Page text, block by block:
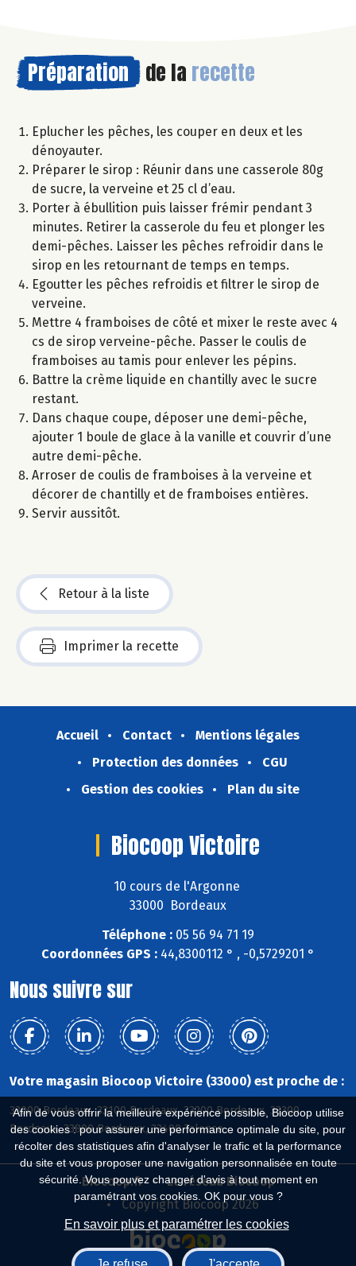
Afin de vous offrir la meilleure expérience possible, Biocoop utilise
des cookies : pour assurer une performance optimale du site, pour
récolter des statistiques afin d'analyser le trafic et la performance
du site et vous proposer une navigation personnalisée en toute
sécurité. Vous pouvez changer d'avis à tout moment en
paramétrant vos cookies. OK pour vous ?
En savoir plus et paramétrer les cookies
Préparation de la recette
Eplucher les pêches, les couper en deux et les
dénoyauter.
Préparer le sirop : Réunir dans une casserole 80g
de sucre, la verveine et 25 cl d’eau.
Porter à ébullition puis laisser frémir pendant 3
minutes. Retirer la casserole du feu et plonger les
demi-pêches. Laisser les pêches refroidir dans le
sirop en les retournant de temps en temps.
Egoutter les pêches refroidis et filtrer le sirop de
verveine.
Mettre 4 framboises de côté et mixer le reste avec 4
cs de sirop verveine-pêche. Passer le coulis de
framboises au tamis pour enlever les pépins.
Battre la crème liquide en chantilly avec le sucre
restant.
Dans chaque coupe, déposer une demi-pêche,
ajouter 1 boule de glace à la vanille et couvrir d’une
autre demi-pêche.
Arroser de coulis de framboises à la verveine et
décorer de chantilly et de framboises entières.
Servir aussitôt.
Retour à la liste
Imprimer la recette
Accueil Contact
Mentions légales
Protection des données
CGU
Gestion des cookies
Plan du site
Biocoop Victoire
10 cours de l'Argonne
33000 Bordeaux
Téléphone : 05 56 94 71 19
Coordonnées GPS : 44,8300112 ° , -0,5729201 °
Nous suivre sur
Votre magasin Biocoop Victoire (33000) est proche de :
33000 Bordeaux, 33100 Bordeaux, 33200 Bordeaux, 33300
Bordeaux, 33800 Bordeaux, 33400 Talence
Biocoop.fr
Le réseau Biocoop
Copyright Biocoop 2026